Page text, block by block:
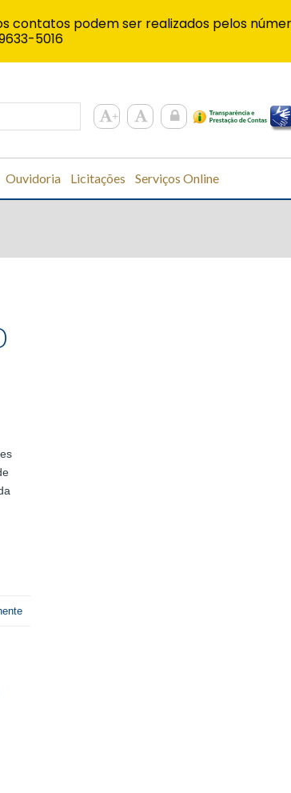
Ouvidoria Licitações Serviços Online
podem ser realizados pelos
5016